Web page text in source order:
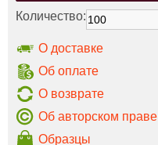
Количество:
О доставке
Об оплате
О возврате
Об авторском праве
Образцы